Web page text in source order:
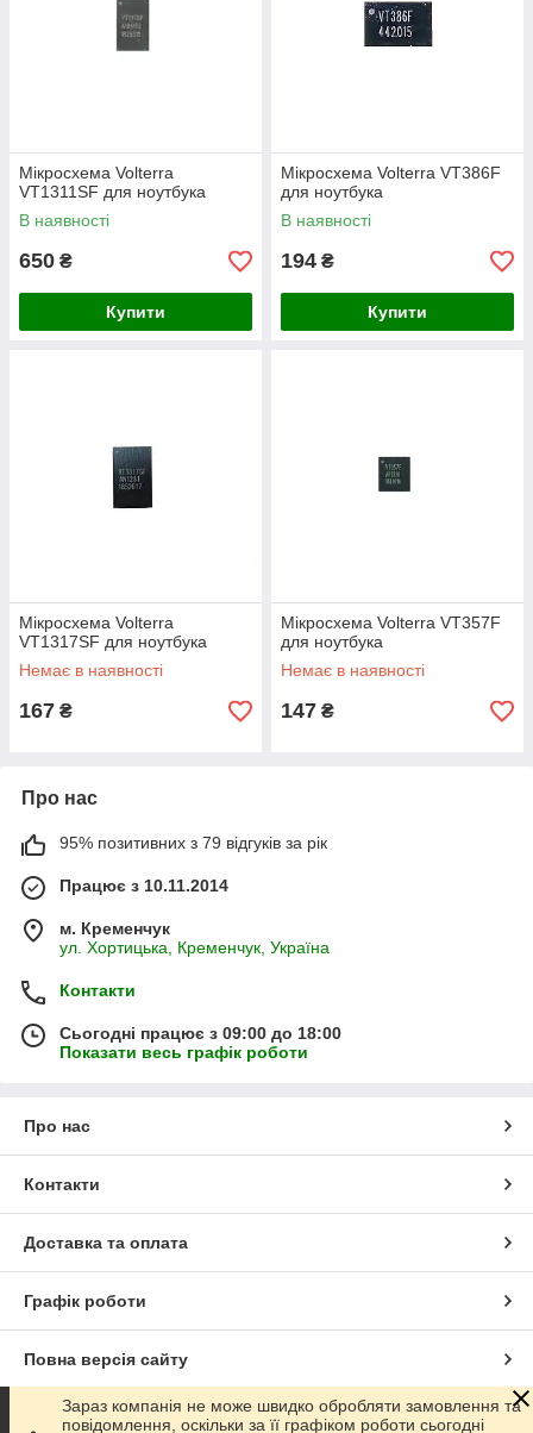
Мікросхема Volterra
VT1311SF для ноутбука
В наявності
650 ₴
Купити
Мікросхема Volterra VT386F
для ноутбука
В наявності
194 ₴
Купити
Мікросхема Volterra
VT1317SF для ноутбука
Немає в наявності
167 ₴
Мікросхема Volterra VT357F
для ноутбука
Немає в наявності
147 ₴
Про нас
95% позитивних з 79 відгуків за рік
Працює з 10.11.2014
м. Кременчук
ул. Хортицька, Кременчук, Україна
Контакти
Сьогодні працює з 09:00 до 18:00
Показати весь графік роботи
Про нас
Контакти
Доставка та оплата
Графік роботи
Повна версія сайту
Сайт створено на маркетплейсіProm.ua
Зараз компанія не може швидко обробляти замовлення та
повідомлення, оскільки за її графіком роботи сьогодні